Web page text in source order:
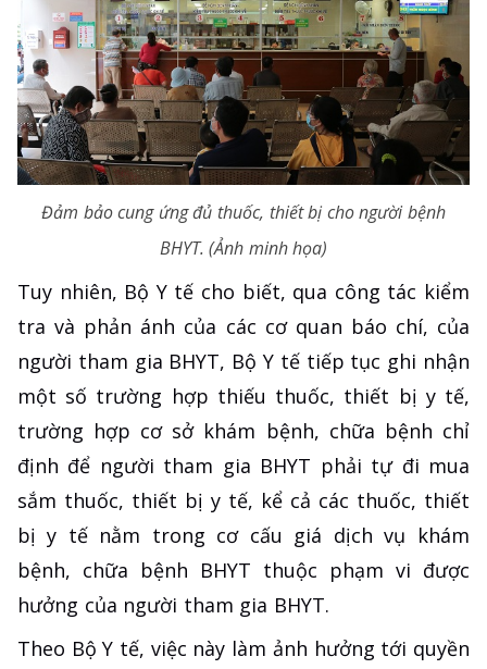
Đảm bảo cung ứng đủ thuốc, thiết bị cho người bệnh
BHYT. (Ảnh minh họa)
Tuy nhiên, Bộ Y tế cho biết, qua công tác kiểm
tra và phản ánh của các cơ quan báo chí, của
người tham gia BHYT, Bộ Y tế tiếp tục ghi nhận
một số trường hợp thiếu thuốc, thiết bị y tế,
trường hợp cơ sở khám bệnh, chữa bệnh chỉ
định để người tham gia BHYT phải tự đi mua
sắm thuốc, thiết bị y tế, kể cả các thuốc, thiết
bị y tế nằm trong cơ cấu giá dịch vụ khám
bệnh, chữa bệnh BHYT thuộc phạm vi được
hưởng của người tham gia BHYT.
Theo Bộ Y tế, việc này làm ảnh hưởng tới quyền